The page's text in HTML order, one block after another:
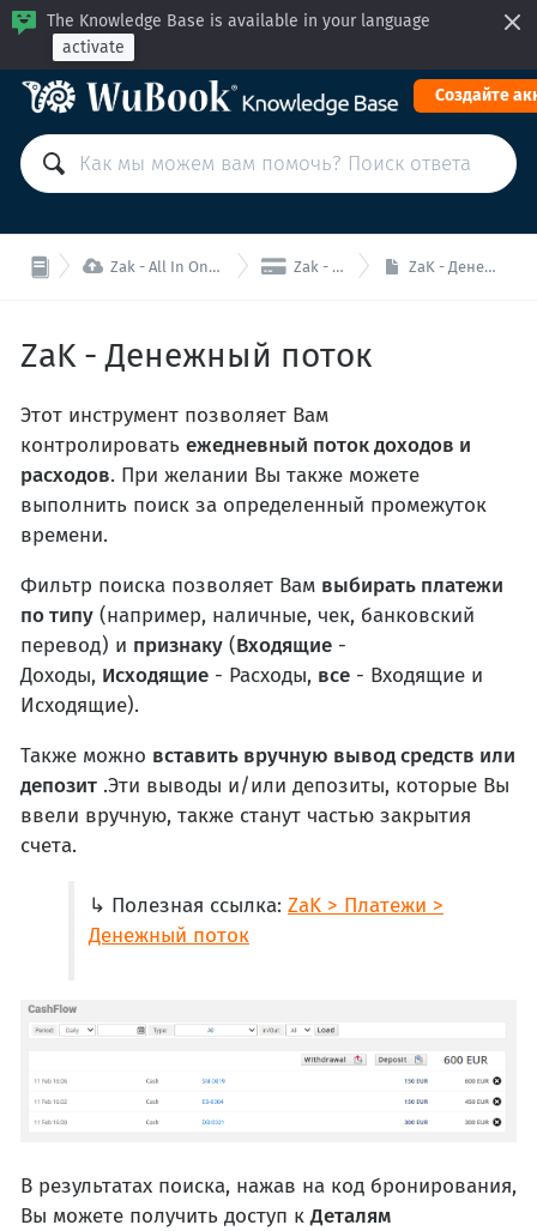
The Knowledge Base is available in your language
activate
Cоздайте
 Zak - All In One (PMS+МБ+МК)  Zak - Финансы ZaK - Денежный поток
ZaK - Денежный поток
Этот инструмент позволяет Вам
контролировать ежедневный поток доходов и
расходов. При желании Вы также можете
выполнить поиск за определенный промежуток
времени.
Фильтр поиска позволяет Вам выбирать платежи
по типу (например, наличные, чек, банковский
перевод) и признаку (Входящие -
Доходы, Исходящие - Расходы, все - Входящие и
Исходящие).
Также можно вставить вручную вывод средств или
депозит .Эти выводы и/или депозиты, которые Вы
ввели вручную, также станут частью закрытия
счета.
↳ Полезная ссылка: ZaK > Платежи >
Денежный поток
В результатах поиска, нажав на код бронирования,
Вы можете получить доступ кДеталям